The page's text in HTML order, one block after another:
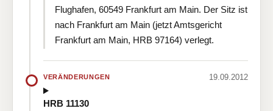
Flughafen, 60549 Frankfurt am Main. Der Sitz ist
nach Frankfurt am Main (jetzt Amtsgericht
Frankfurt am Main, HRB 97164) verlegt.
VERÄNDERUNGEN 19.09.2012
HRB 11130